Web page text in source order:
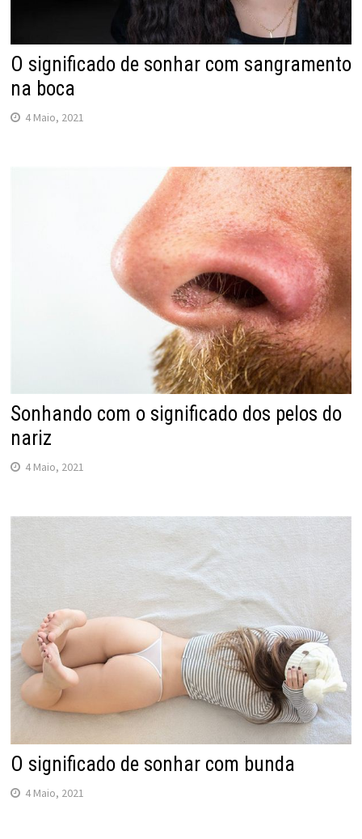
O significado de sonhar com sangramento
na boca
4 Maio, 2021
Sonhando com o significado dos pelos do
nariz
4 Maio, 2021
O significado de sonhar com bunda
4 Maio, 2021